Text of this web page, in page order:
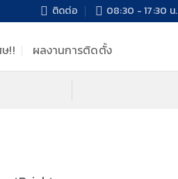
ติดต่อ 08:30 - 17:30 น.
!! ผลงานการติดตั้ง